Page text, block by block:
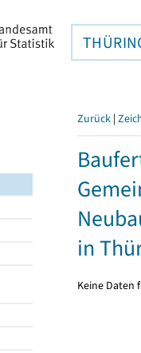
Zurück |
in
Keine Daten